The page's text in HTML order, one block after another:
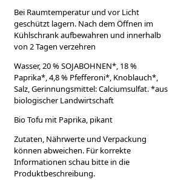
Bei Raumtemperatur und vor Licht
geschützt lagern. Nach dem Öffnen im
Kühlschrank aufbewahren und innerhalb
von 2 Tagen verzehren
Wasser, 20 % SOJABOHNEN*, 18 %
Paprika*, 4,8 % Pfefferoni*, Knoblauch*,
Salz, Gerinnungsmittel: Calciumsulfat. *aus
biologischer Landwirtschaft
Bio Tofu mit Paprika, pikant
Zutaten, Nährwerte und Verpackung
können abweichen. Für korrekte
Informationen schau bitte in die
Produktbeschreibung.